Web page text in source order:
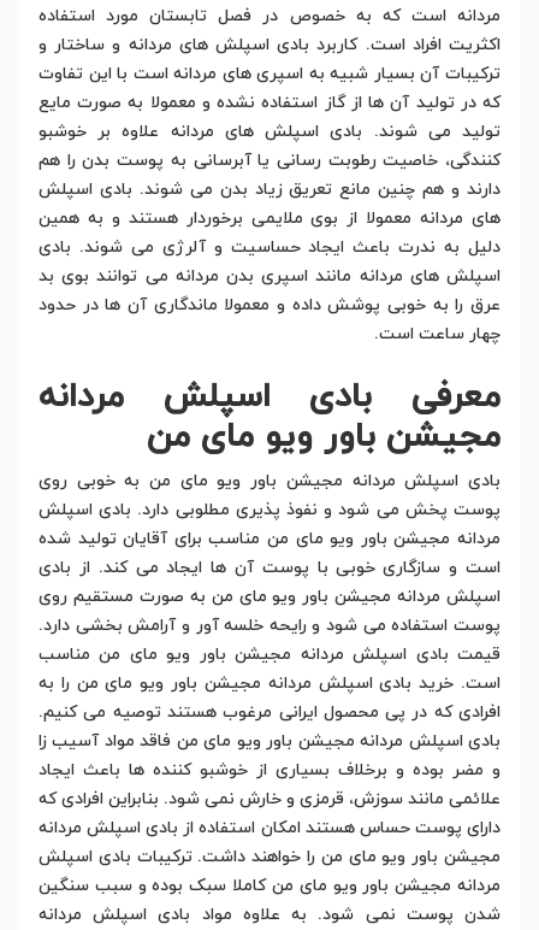
مردانه است که به خصوص در فصل تابستان مورد استفاده
اکثریت افراد است. کاربرد بادی اسپلش های مردانه و ساختار و
ترکیبات آن بسیار شبیه به اسپری های مردانه است با این تفاوت
که در تولید آن ها از گاز استفاده نشده و معمولا به صورت مایع
تولید می شوند. بادی اسپلش های مردانه علاوه بر خوشبو
کنندگی، خاصیت رطوبت رسانی یا آبرسانی به پوست بدن را هم
دارند و هم چنین مانع تعریق زیاد بدن می شوند. بادی اسپلش
های مردانه معمولا از بوی ملایمی برخوردار هستند و به همین
دلیل به ندرت باعث ایجاد حساسیت و آلرژی می شوند. بادی
اسپلش های مردانه مانند اسپری بدن مردانه می توانند بوی بد
عرق را به خوبی پوشش داده و معمولا ماندگاری آن ها در حدود
چهار ساعت است.
معرفی بادی اسپلش مردانه
مجیشن باور ویو مای من
بادی اسپلش مردانه مجیشن باور ویو مای من به خوبی روی
پوست پخش می شود و نفوذ پذیری مطلوبی دارد. بادی اسپلش
مردانه مجیشن باور ویو مای من مناسب برای آقایان تولید شده
است و سازگاری خوبی با پوست آن ها ایجاد می کند. از بادی
اسپلش مردانه مجیشن باور ویو مای من به صورت مستقیم روی
پوست استفاده می شود و رایحه خلسه آور و آرامش بخشی دارد.
قیمت بادی اسپلش مردانه مجیشن باور ویو مای من مناسب
است. خرید بادی اسپلش مردانه مجیشن باور ویو مای من را به
افرادی که در پی محصول ایرانی مرغوب هستند توصیه می کنیم.
بادی اسپلش مردانه مجیشن باور ویو مای من فاقد مواد آسیب زا
و مضر بوده و برخلاف بسیاری از خوشبو کننده ها باعث ایجاد
علائمی مانند سوزش، قرمزی و خارش نمی شود. بنابراین افرادی که
دارای پوست حساس هستند امکان استفاده از بادی اسپلش مردانه
مجیشن باور ویو مای من را خواهند داشت. ترکیبات بادی اسپلش
مردانه مجیشن باور ویو مای من کاملا سبک بوده و سبب سنگین
شدن پوست نمی شود. به علاوه مواد بادی اسپلش مردانه